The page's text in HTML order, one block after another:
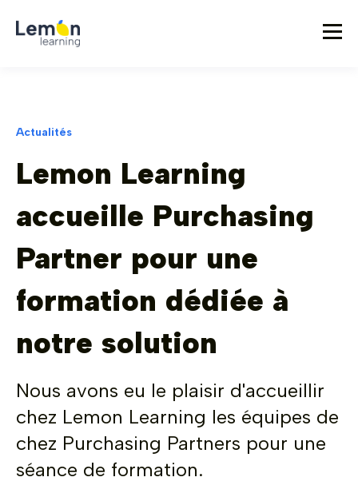
Actualités
Lemon Learning
accueille Purchasing
Partner pour une
formation dédiée à
notre solution
Nous avons eu le plaisir d'accueillir
chez Lemon Learning les équipes de
chez Purchasing Partners pour une
séance de formation.